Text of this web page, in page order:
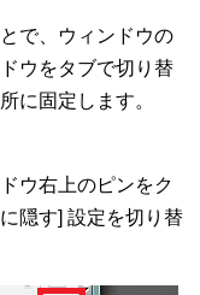
で、ウィンドウの
ウをタブで切り替
に固定します。
ウ右上のピンをク
隠す] 設定を切り替